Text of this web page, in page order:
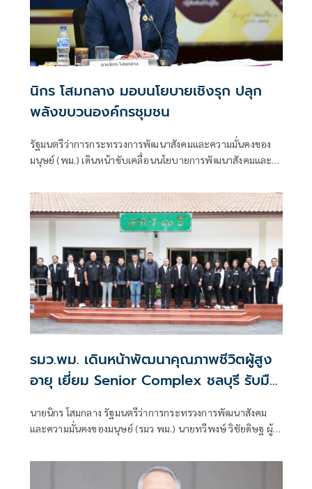
นิกร โสมกลาง มอบนโยบายเชิงรุก ปลุก
พลังขบวนองค์กรชุมชน
รัฐมนตรีว่าการกระทรวงการพัฒนาสังคมและความมั่นคงของ
มนุษย์ (พม.) เดินหน้าขับเคลื่อนนโยบายการพัฒนาสังคมและ
นโยบายการบริหารงานแก่สถาบันพัฒนาองค์กรชุมชน
(องค์การมหาชน) หรือ พอช. เน้นย้ำการเสริมสร้างธรรมาภิบาล
ยกระดับคุณภาพชีวิต และสนับสนุนพลังการจัดการตนเองของ
องค์กรชุมชนทั่วประเทศเพื่อความยั่งยืนจากฐานราก
รมว.พม. เดินหน้าพัฒนาคุณภาพชีวิตผู้สูง
อายุ เยี่ยม Senior Complex ชลบุรี รับมือ
นายนิกร โสมกลาง รัฐมนตรีว่าการกระทรวงการพัฒนาสังคม
และความมั่นคงของมนุษย์ (รมว พม.) นายทวีพงษ์ วิชัยดิษฐ ผู้
พัฒนาสังคมและความมั่นคงของมนุษย์ และการเคหะแห่งชาติ